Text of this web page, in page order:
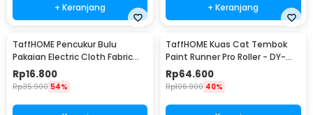
+ Keranjang + Keranjang
TaffHOME Pencukur Bulu
Pakaian Electric Cloth Fabric
Shaver - FL-188
Rp16.800
Rp35.900 54%
TaffHOME Kuas Cat Tembok
Paint Runner Pro Roller - DY-
526
Rp64.600
Rp106.900 40%